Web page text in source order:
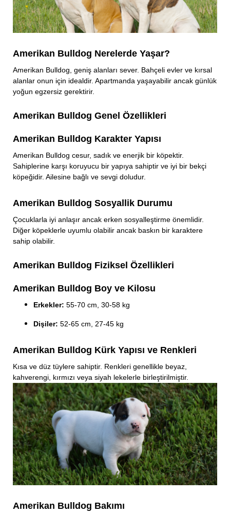
Amerikan Bulldog Nerelerde Yaşar?
Amerikan Bulldog, geniş alanları sever. Bahçeli evler ve kırsal
alanlar onun için idealdir. Apartmanda yaşayabilir ancak günlük
yoğun egzersiz gerektirir.
Amerikan Bulldog Genel Özellikleri
Amerikan Bulldog Karakter Yapısı
Amerikan Bulldog cesur, sadık ve enerjik bir köpektir.
Sahiplerine karşı koruyucu bir yapıya sahiptir ve iyi bir bekçi
köpeğidir. Ailesine bağlı ve sevgi doludur.
Amerikan Bulldog Sosyallik Durumu
Çocuklarla iyi anlaşır ancak erken sosyalleştirme önemlidir.
Diğer köpeklerle uyumlu olabilir ancak baskın bir karaktere
sahip olabilir.
Amerikan Bulldog Fiziksel Özellikleri
Amerikan Bulldog Boy ve Kilosu
Erkekler: 55-70 cm, 30-58 kg
Dişiler: 52-65 cm, 27-45 kg
Amerikan Bulldog Kürk Yapısı ve Renkleri
Kısa ve düz tüylere sahiptir. Renkleri genellikle beyaz,
kahverengi, kırmızı veya siyah lekelerle birleştirilmiştir.
Amerikan Bulldog Bakımı